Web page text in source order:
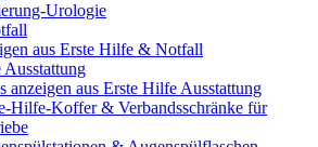
Urologie
aus Erste Hilfe & Notfall
anzeigen aus Erste Hilfe Ausstattung
& Verbandsschränke für